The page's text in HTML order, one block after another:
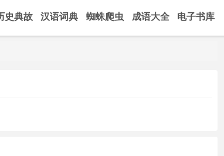
史典故 汉语词典 蜘蛛爬虫 成语大全 电子书库